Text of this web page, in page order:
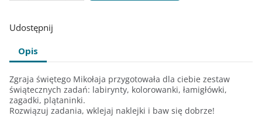
Udostępnij
Opis
Zgraja świętego Mikołaja przygotowała dla ciebie zestaw
świątecznych zadań: labirynty, kolorowanki, łamigłówki,
zagadki, plątaninki.
Rozwiązuj zadania, wklejaj naklejki i baw się dobrze!